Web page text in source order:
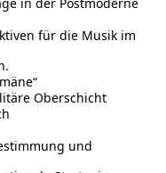
für die Musik im
Oberschicht
und